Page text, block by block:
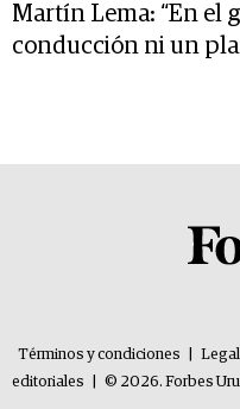
Martín Lema: “En el
conducción ni un
Términos y condiciones
editoriales
© 2026. Forbes